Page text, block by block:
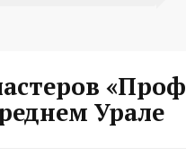
Урале